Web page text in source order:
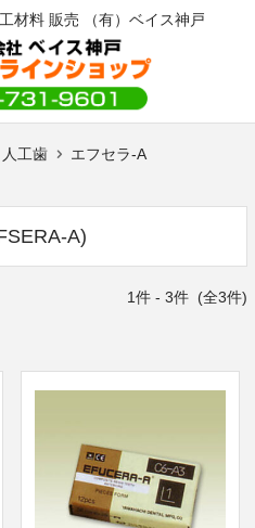
材料 販売 （有）ベイス神戸
人工歯
エフセラ-A
A)
1件 -3件 (全3件)